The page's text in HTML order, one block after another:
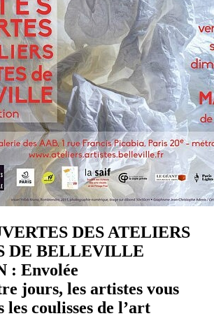
DES ATELIERS
DE BELLEVILLE
: Envolée
jours, les artistes vous
les coulisses de l’art